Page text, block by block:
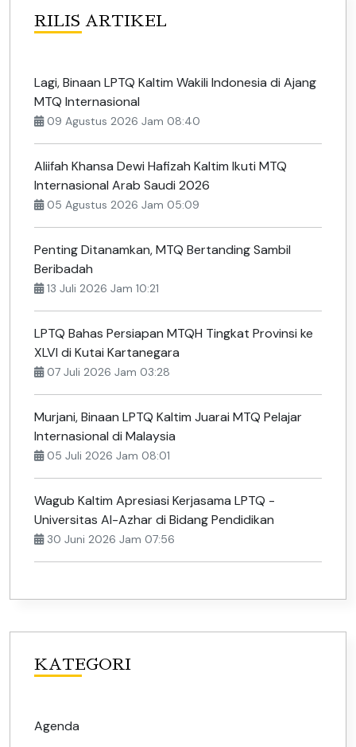
RILIS ARTIKEL
Lagi, Binaan LPTQ Kaltim Wakili Indonesia di Ajang
MTQ Internasional
09 Agustus 2026 Jam 08:40
Aliifah Khansa Dewi Hafizah Kaltim Ikuti MTQ
Internasional Arab Saudi 2026
05 Agustus 2026 Jam 05:09
Penting Ditanamkan, MTQ Bertanding Sambil
Beribadah
13 Juli 2026 Jam 10:21
LPTQ Bahas Persiapan MTQH Tingkat Provinsi ke
XLVI di Kutai Kartanegara
07 Juli 2026 Jam 03:28
Murjani, Binaan LPTQ Kaltim Juarai MTQ Pelajar
Internasional di Malaysia
05 Juli 2026 Jam 08:01
Wagub Kaltim Apresiasi Kerjasama LPTQ -
Universitas Al-Azhar di Bidang Pendidikan
30 Juni 2026 Jam 07:56
KATEGORI
Agenda